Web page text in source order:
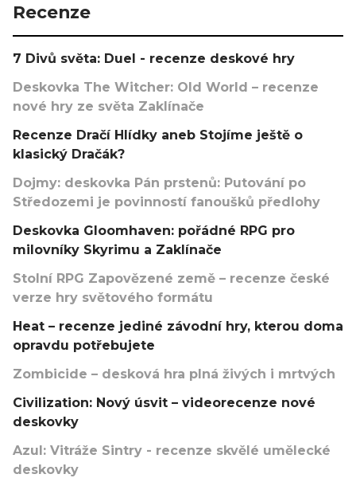
Recenze
7 Divů světa: Duel - recenze deskové hry
Deskovka The Witcher: Old World – recenze
nové hry ze světa Zaklínače
Recenze Dračí Hlídky aneb Stojíme ještě o
klasický Dračák?
Dojmy: deskovka Pán prstenů: Putování po
Středozemi je povinností fanoušků předlohy
Deskovka Gloomhaven: pořádné RPG pro
milovníky Skyrimu a Zaklínače
Stolní RPG Zapovězené země – recenze české
verze hry světového formátu
Heat – recenze jediné závodní hry, kterou doma
opravdu potřebujete
Zombicide – desková hra plná živých i mrtvých
Civilization: Nový úsvit – videorecenze nové
deskovky
Azul: Vitráže Sintry - recenze skvělé umělecké
deskovky